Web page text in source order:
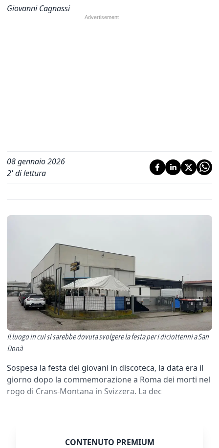
Giovanni Cagnassi
08 gennaio 2026
2' di lettura
Il luogo in cui si sarebbe dovuta svolgere la festa per i diciottenni a San
Donà
Sospesa la festa dei giovani in discoteca, la data era il
giorno dopo la commemorazione a Roma dei morti nel
rogo di Crans-Montana in Svizzera. La dec
CONTENUTO PREMIUM